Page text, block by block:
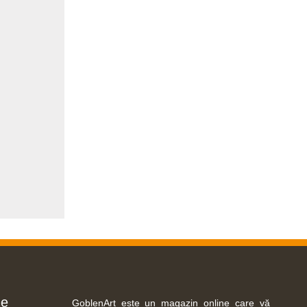
GoblenArt este un magazin online care vă